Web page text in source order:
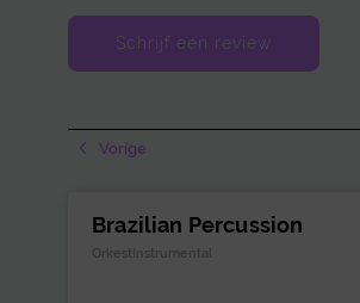
Schrijf een review
Vorige
Brazilian Percussion
OrkestInstrumental